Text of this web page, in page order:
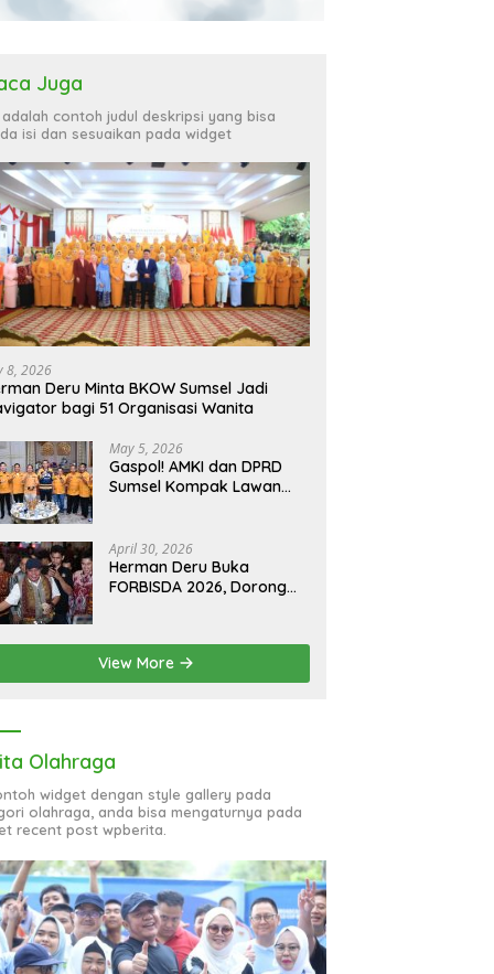
Juga
adalah contoh judul deskripsi yang bisa
isi dan sesuaikan pada widget
8, 2026
Deru Minta BKOW Sumsel Jadi
bagi 51 Organisasi Wanita
May 5, 2026
Gaspol! AMKI dan DPRD
Sumsel Kompak Lawan
April 30, 2026
Herman Deru Buka
FORBISDA 2026, Dorong
View More
Olahraga
widget dengan style gallery pada
olahraga, anda bisa mengaturnya pada
recent post wpberita.